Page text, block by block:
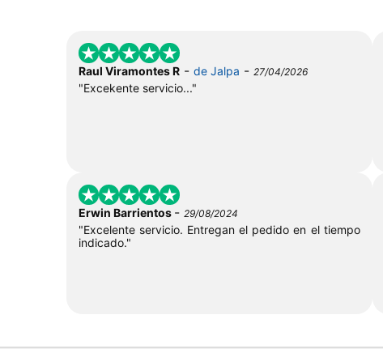
Raul Viramontes R - de Jalpa - 27/04/2026
"Excekente servicio..."
Erwin Barrientos - 29/08/2024
"Excelente servicio. Entregan el pedido en el tiempo
indicado."